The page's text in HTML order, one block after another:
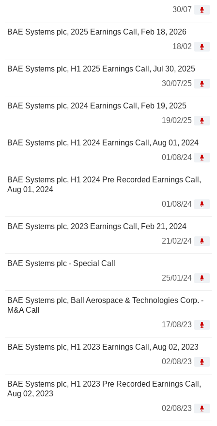
30/07
BAE Systems plc, 2025 Earnings Call, Feb 18, 2026
18/02
BAE Systems plc, H1 2025 Earnings Call, Jul 30, 2025
30/07/25
BAE Systems plc, 2024 Earnings Call, Feb 19, 2025
19/02/25
BAE Systems plc, H1 2024 Earnings Call, Aug 01, 2024
01/08/24
BAE Systems plc, H1 2024 Pre Recorded Earnings Call,
Aug 01, 2024
01/08/24
BAE Systems plc, 2023 Earnings Call, Feb 21, 2024
21/02/24
BAE Systems plc - Special Call
25/01/24
BAE Systems plc, Ball Aerospace & Technologies Corp. -
M&A Call
17/08/23
BAE Systems plc, H1 2023 Earnings Call, Aug 02, 2023
02/08/23
BAE Systems plc, H1 2023 Pre Recorded Earnings Call,
Aug 02, 2023
02/08/23